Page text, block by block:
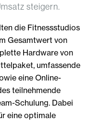
steigern.
die Fitnessstudios
Gesamtwert von
Hardware von
umfassende
eine Online-
teilnehmende
Schulung. Dabei
eine optimale